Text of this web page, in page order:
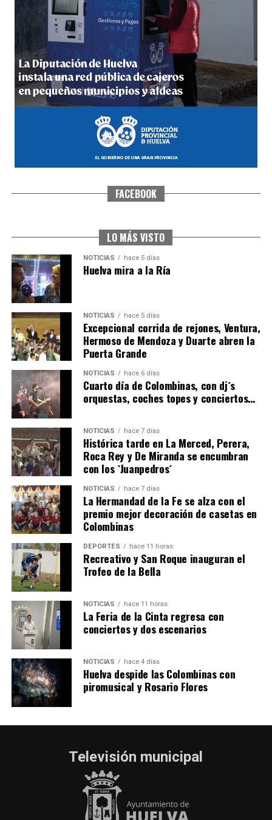
5º DÍA DE LAS FIESTAS COLOMBINAS 2026
hace 5 días·Huelvatv
CUARTA CORRIDA DE LAS FIESTAS COLOMBINAS
4º DÍA DE LAS FIESTAS COLOMBINAS 2026
hace 6 días Huelvatv
SEXTA CORRIDA DE LAS FIESTAS COLOMBINAS
2026
hace 4 días· Huelvatv
FACEBOOK
LO MÁS VISTO
NOTICIAS hace 5 días
Huelva mira a la Ría
NOTICIAS hace 5 días
Excepcional corrida de rejones, Ventura,
Hermoso de Mendoza y Duarte abren la
Puerta Grande
NOTICIAS hace 6 días
Cuarto día de Colombinas, con dj´s
orquestas, coches topes y conciertos…
NOTICIAS hace 7 días
Histórica tarde en La Merced, Perera,
Roca Rey y De Miranda se encumbran
con los `Juanpedros´
NOTICIAS hace 7 días
La Hermandad de la Fe se alza con el
premio mejor decoración de casetas en
Colombinas
DEPORTES hace 11 horas
Recreativo y San Roque inauguran el
Trofeo de la Bella
NOTICIAS hace 11 horas
La Feria de la Cinta regresa con
conciertos y dos escenarios
NOTICIAS hace 4 días
Huelva despide las Colombinas con
piromusical y Rosario Flores
Televisión municipal